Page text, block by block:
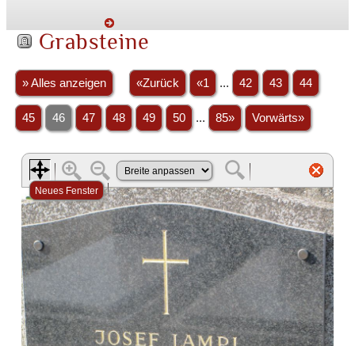
Grabsteine
» Alles anzeigen «Zurück «1 ... 42 43 44
45 46 47 48 49 50 ... 85» Vorwärts»